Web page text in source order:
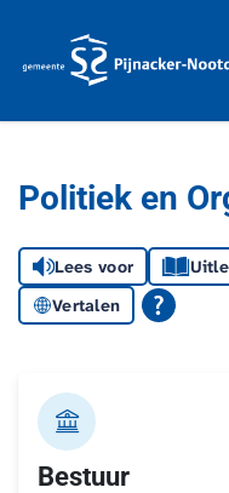
Politiek en
Lees voor
Vertalen
Bestuur